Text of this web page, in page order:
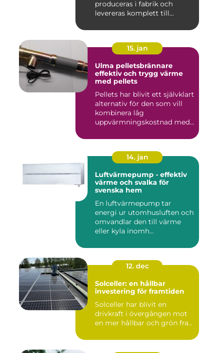
produceras i fabrik och
levereras komplett till
15. jan
Ulma pelletsbrännare
effektiv och trygg värme
med pellets
Pellets har blivit ett självklart
alternativ för den som vill
kombinera låg
uppvärmningskostnad med
14. jan
Luftvärmepump - effektiv
värme och svalka för
svenska hem
En luftvärmepump tar
energi ur utomhusluften och
omvandlar den till värme
eller kyla inomh...
12. dec
Solceller: en hållbar
investering för framtiden
Solceller har blivit en
drivkraft i övergången mot
en mer hållbar och grön fra...